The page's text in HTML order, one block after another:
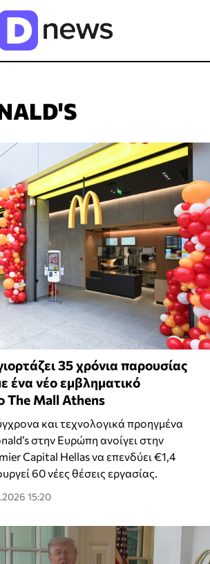
35 χρόνια παρουσίας
ένα νέο εμβληματικό
The Mall Athens
και τεχνολογικά προηγμένα
στην Ευρώπη ανοίγει στην
Capital Hellas να επενδύει €1,4
60 νέες θέσεις εργασίας.
15:20